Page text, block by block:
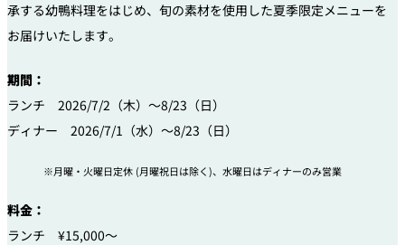
承する幼鴨料理をはじめ、旬の素材を使用した夏季限定メニューを
お届けいたします。
期間：
ランチ 2026/7/2（木）～8/23（日）
ディナー 2026/7/1（水）～8/23（日）
月曜・火曜日定休 (月曜祝日は除く)、水曜日はディナーのみ営業
料金：
ランチ ¥15,000～